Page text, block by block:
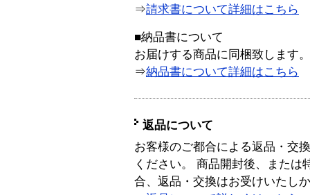
⇒請求書について詳細はこちら
■納品書について
お届けする商品に同梱致します。
⇒納品書について詳細はこちら
返品について
お客様のご都合による返品・交
ください。 商品開封後、または
合、返品・交換はお受けいたし